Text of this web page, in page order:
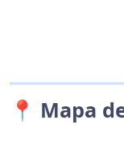
📍 Mapa